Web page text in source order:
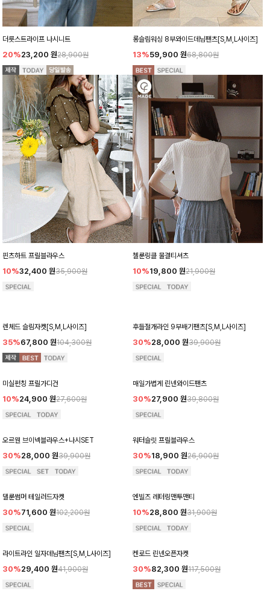
더릇스트라이프 나시니트
20%23,200 원28,900원
롱슬림워싱 8부와이드데님팬츠[S,M,L사이즈]
13%59,900 원68,800원
핀츠하트 프릴블라우스
10%32,400 원35,900원
첼룬링클 물결티셔츠
10%19,800 원21,900원
렌체드 슬림자켓[S,M,L사이즈]
35%67,800 원104,300원
후들절개라인 9부배기팬츠[S,M,L사이즈]
30%28,000 원39,900원
미실펀칭 프릴가디건
10%24,900 원27,600원
매일가볍게 린넨와이드팬츠
30%27,900 원39,800원
오르웬 브이넥블라우스+나시SET
30%28,000 원39,900원
워터슬릿 프릴블라우스
30%18,900 원26,900원
댈룬썸머 테일러드자켓
30%71,600 원102,200원
엔빌즈 레터링맨투맨티
10%28,800 원31,900원
라이트라인 일자데님팬츠[S,M,L사이즈]
30%29,400 원41,900원
켄로드 린넨오픈자켓
30%82,300 원117,500원